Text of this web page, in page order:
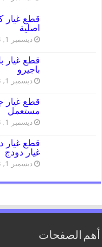
اصلية
ديسمبر 1, 2023
باجيرو
ديسمبر 1, 2023
مستعمل
ديسمبر 1, 2023
غيار دودج
ديسمبر 1, 2023
أهم الصفحات